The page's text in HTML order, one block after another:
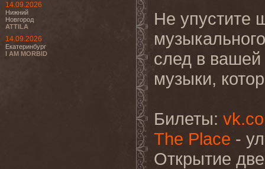
14.09.2026
Нижний
Новгород
ATTILA
14.09.2026
Екатеринбург
I AM MORBID
Не упустите
след в
музыки,
Билеты:
The Place -
Открытие